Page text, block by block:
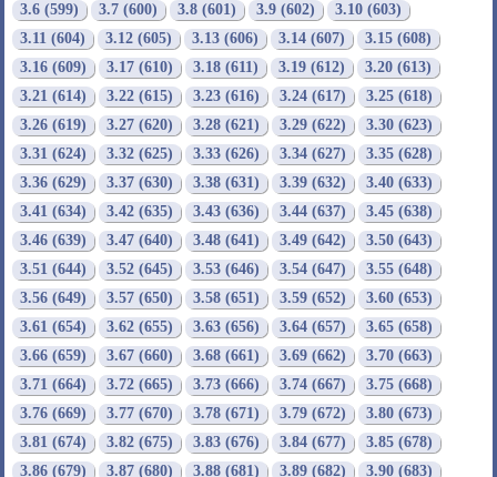
3.6 (599) 3.7 (600) 3.8 (601) 3.9 (602)
3.10 (603)
3.11 (604)
3.12 (605) 3.13 (606) 3.14 (607)
3.15 (608)
3.16 (609)
3.17 (610) 3.18 (611) 3.19 (612)
3.20 (613)
3.21 (614)
3.22 (615) 3.23 (616) 3.24 (617)
3.25 (618)
3.26 (619)
3.27 (620) 3.28 (621) 3.29 (622)
3.30 (623)
3.31 (624)
3.32 (625) 3.33 (626) 3.34 (627)
3.35 (628)
3.36 (629)
3.37 (630) 3.38 (631) 3.39 (632)
3.40 (633)
3.41 (634)
3.42 (635) 3.43 (636) 3.44 (637)
3.45 (638)
3.46 (639)
3.47 (640) 3.48 (641) 3.49 (642)
3.50 (643)
3.51 (644)
3.52 (645) 3.53 (646) 3.54 (647)
3.55 (648)
3.56 (649)
3.57 (650) 3.58 (651) 3.59 (652)
3.60 (653)
3.61 (654)
3.62 (655) 3.63 (656) 3.64 (657)
3.65 (658)
3.66 (659)
3.67 (660) 3.68 (661) 3.69 (662)
3.70 (663)
3.71 (664)
3.72 (665) 3.73 (666) 3.74 (667)
3.75 (668)
3.76 (669)
3.77 (670) 3.78 (671) 3.79 (672)
3.80 (673)
3.81 (674)
3.82 (675) 3.83 (676) 3.84 (677)
3.85 (678)
3.86 (679)
3.87 (680) 3.88 (681) 3.89 (682)
3.90 (683)